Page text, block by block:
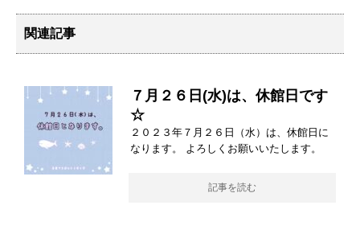
関連記事
７月２６日(水)は、休館日です
☆
２０２３年７月２６日（水）は、休館日に
なります。 よろしくお願いいたします。
記事を読む